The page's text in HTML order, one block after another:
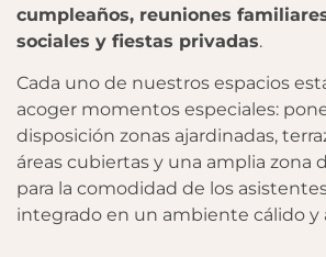
cumpleaños, reuniones
sociales y fiestas privadas.
Cada uno de nuestros espacios
acoger momentos especiales:
disposición zonas ajardinadas,
áreas cubiertas y una amplia zona
para la comodidad de los
integrado en un ambiente cálido y